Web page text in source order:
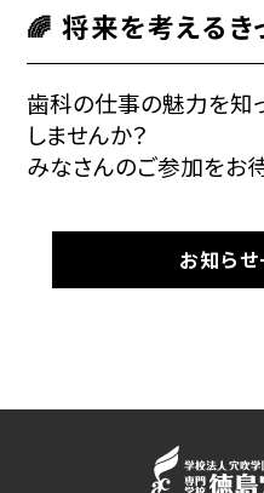
🌈将来を考えるき
歯科の仕事の魅力を知
しませんか？
みなさんのご参加をお
お知ら